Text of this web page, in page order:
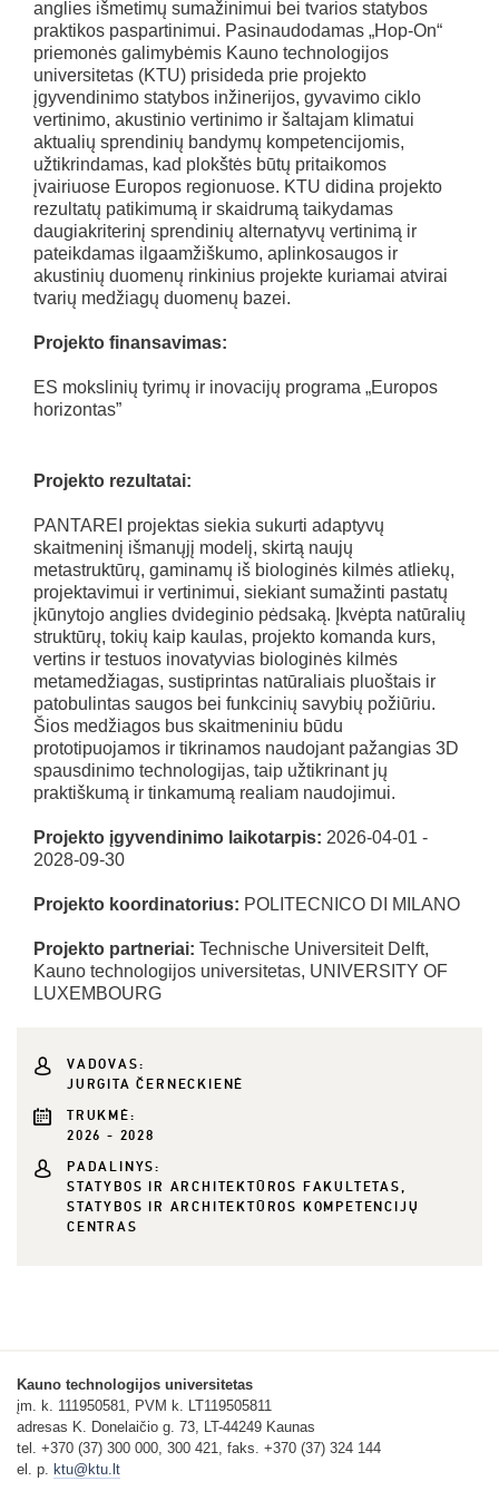
anglies išmetimų sumažinimui bei tvarios statybos
praktikos paspartinimui. Pasinaudodamas „Hop-On“
priemonės galimybėmis Kauno technologijos
universitetas (KTU) prisideda prie projekto
įgyvendinimo statybos inžinerijos, gyvavimo ciklo
vertinimo, akustinio vertinimo ir šaltajam klimatui
aktualių sprendinių bandymų kompetencijomis,
užtikrindamas, kad plokštės būtų pritaikomos
įvairiuose Europos regionuose. KTU didina projekto
rezultatų patikimumą ir skaidrumą taikydamas
daugiakriterinį sprendinių alternatyvų vertinimą ir
pateikdamas ilgaamžiškumo, aplinkosaugos ir
akustinių duomenų rinkinius projekte kuriamai atvirai
tvarių medžiagų duomenų bazei.
Projekto finansavimas:
ES mokslinių tyrimų ir inovacijų programa „Europos
horizontas”
Projekto rezultatai:
PANTAREI projektas siekia sukurti adaptyvų
skaitmeninį išmanųjį modelį, skirtą naujų
metastruktūrų, gaminamų iš biologinės kilmės atliekų,
projektavimui ir vertinimui, siekiant sumažinti pastatų
įkūnytojo anglies dvideginio pėdsaką. Įkvėpta natūralių
struktūrų, tokių kaip kaulas, projekto komanda kurs,
vertins ir testuos inovatyvias biologinės kilmės
metamedžiagas, sustiprintas natūraliais pluoštais ir
patobulintas saugos bei funkcinių savybių požiūriu.
Šios medžiagos bus skaitmeniniu būdu
prototipuojamos ir tikrinamos naudojant pažangias 3D
spausdinimo technologijas, taip užtikrinant jų
praktiškumą ir tinkamumą realiam naudojimui.
Projekto įgyvendinimo laikotarpis: 2026-04-01 -
2028-09-30
Projekto koordinatorius: POLITECNICO DI MILANO
Projekto partneriai: Technische Universiteit Delft,
Kauno technologijos universitetas, UNIVERSITY OF
LUXEMBOURG
VADOVAS:
JURGITA ČERNECKIENĖ
TRUKMĖ:
2026 - 2028
PADALINYS:
STATYBOS IR ARCHITEKTŪROS FAKULTETAS,
STATYBOS IR ARCHITEKTŪROS KOMPETENCIJŲ
CENTRAS
Kauno technologijos universitetas
įm. k. 111950581, PVM k. LT119505811
adresas K. Donelaičio g. 73, LT-44249 Kaunas
tel. +370 (37) 300 000, 300 421, faks. +370 (37) 324 144
el. p. ktu@ktu.lt